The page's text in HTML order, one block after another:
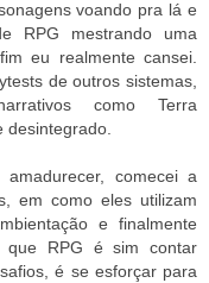
voando pra lá e
RPG mestrando uma
eu realmente cansei.
de outros sistemas,
como Terra
desintegrado.
comecei a
em como eles utilizam
e finalmente
que RPG é sim contar
é se esforçar para